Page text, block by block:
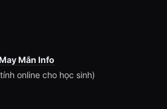
Mắn Info
online cho học sinh)